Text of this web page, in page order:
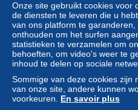
Onze site gebruikt cookies voor
de diensten te leveren die u
van ons platform te
onthouden om het surfen
statistieken te verzamelen om
behoeften, om video's weer te
inhoud te delen op sociale
Sommige van deze cookies zijn
van onze site, andere kunnen
voorkeuren. En savoir plus